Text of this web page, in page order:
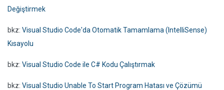
Değiştirmek
bkz: Visual Studio Code'da Otomatik Tamamlama (IntelliSense)
Kısayolu
bkz: Visual Studio Code ile C# Kodu Çalıştırmak
bkz: Visual Studio Unable To Start Program Hatası ve Çözümü